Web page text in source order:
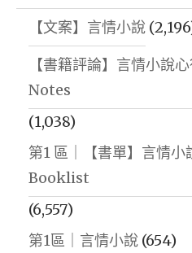
【文案】言情小說
【書籍評論】言情小說
Notes
(1,038)
第1 區｜【書單】言情
Booklist
(6,557)
第1區｜言情小說 (654)